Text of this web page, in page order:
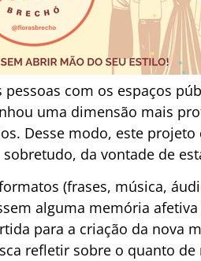
com os espaços
uma dimensão mais
Desse modo, este projeto
da vontade de
(frases, música,
alguma memória
para a criação da nova
refletir sobre o quanto